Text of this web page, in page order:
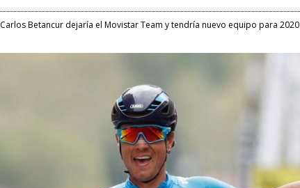
Carlos Betancur dejaría el Movistar Team y tendría nuevo equipo para 2020